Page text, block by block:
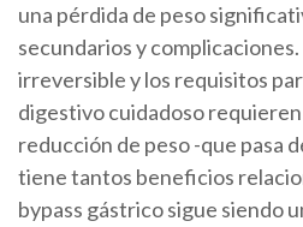
una pérdida de peso
secundarios y
irreversible y los requisitos
digestivo cuidadoso
reducción de peso -que pasa
tiene tantos beneficios
bypass gástrico sigue siendo